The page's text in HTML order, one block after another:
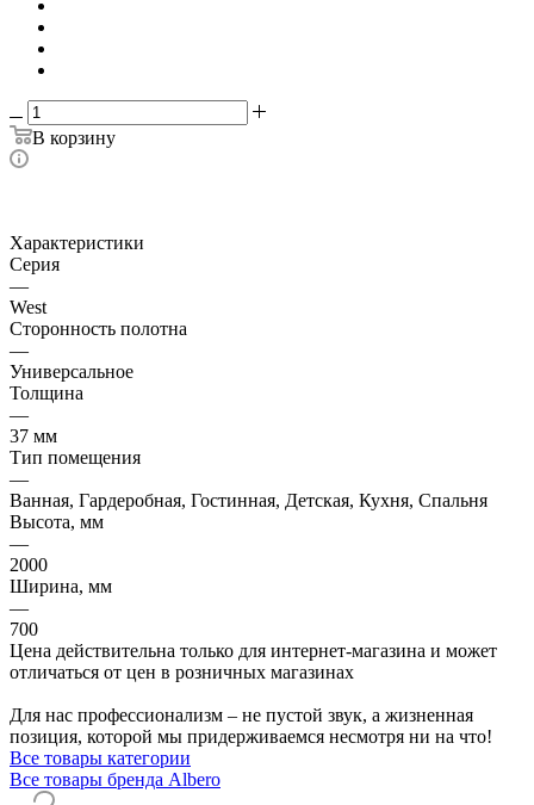
В корзину
Характеристики
Серия
—
West
Сторонность полотна
—
Универсальное
Толщина
—
37 мм
Тип помещения
—
Ванная, Гардеробная, Гостинная, Детская, Кухня, Спальня
Высота, мм
—
2000
Ширина, мм
—
700
Цена действительна только для интернет-магазина и может
отличаться от цен в розничных магазинах
Для нас профессионализм – не пустой звук, а жизненная
позиция, которой мы придерживаемся несмотря ни на что!
Все товары категории
Все товары бренда Albero